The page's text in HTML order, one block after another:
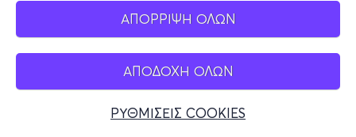
ΑΠΟΡΡΙΨΗ ΟΛΩΝ
ΑΠΟΔΟΧΗ ΟΛΩΝ
ΡΥΘΜΙΣΕΙΣ COOKIES